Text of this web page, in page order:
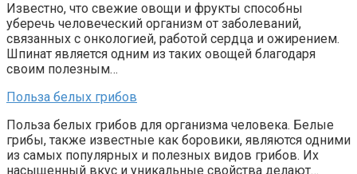
Известно, что свежие овощи и фрукты способны
уберечь человеческий организм от заболеваний,
связанных с онкологией, работой сердца и ожирением.
Шпинат является одним из таких овощей благодаря
своим полезным…
Польза белых грибов
Польза белых грибов для организма человека. Белые
грибы, также известные как боровики, являются одними
из самых популярных и полезных видов грибов. Их
насыщенный вкус и уникальные свойства делают…